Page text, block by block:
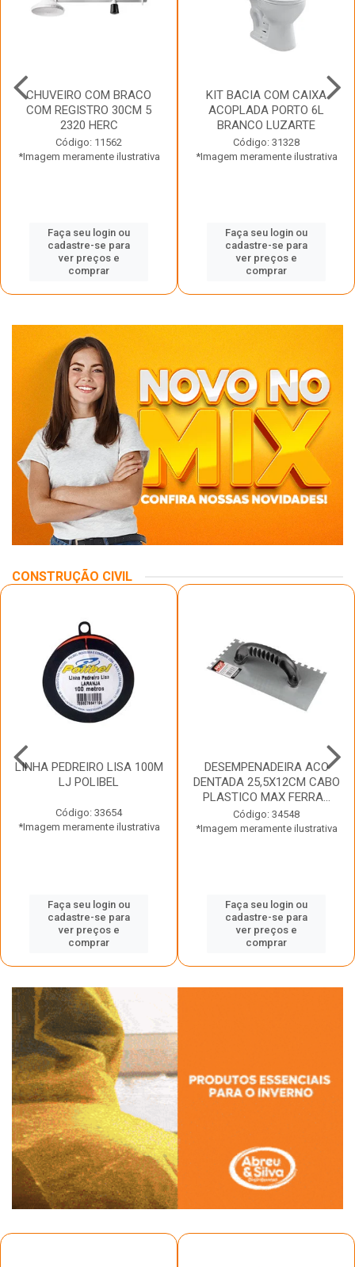
CHUVEIRO COM BRACO
COM REGISTRO 30CM 5
2320 HERC
Código: 11562
*Imagem meramente ilustrativa
Faça seu login ou
cadastre-se para
ver preços e
comprar
KIT BACIA COM CAIXA
ACOPLADA PORTO 6L
BRANCO LUZARTE
Código: 31328
*Imagem meramente ilustrativa
Faça seu login ou
cadastre-se para
ver preços e
comprar
CONSTRUÇÃO CIVIL
LINHA PEDREIRO LISA 100M
LJ POLIBEL
Código: 33654
*Imagem meramente ilustrativa
Faça seu login ou
cadastre-se para
ver preços e
comprar
DESEMPENADEIRA ACO
DENTADA 25,5X12CM CABO
PLASTICO MAX FERRA...
Código: 34548
*Imagem meramente ilustrativa
Faça seu login ou
cadastre-se para
ver preços e
comprar